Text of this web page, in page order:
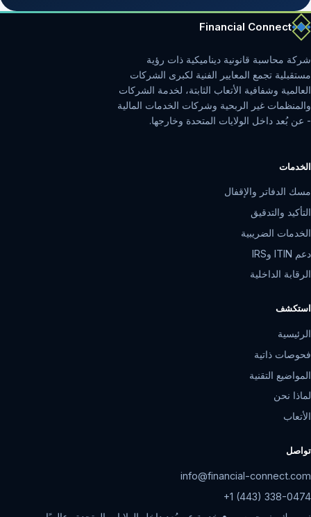
Financial Connect
شركة محاسبة قانونية ديناميكية ذات رؤية
مستقبلية تجمع المعايير الفنية لكبرى الشركات
العالمية وشفافية الأتعاب الثابتة، لخدمة الشركات
والمنظمات غير الربحية وشركات الخدمات المالية
- عن بُعد داخل الولايات المتحدة وخارجها.
الخدمات
مسك الدفاتر والإقفال
التأكيد والتدقيق
الخدمات الضريبية
دعم ITIN وIRS
الرقابة الداخلية
استكشف
الرئيسية
فحوصات ذاتية
المواضيع التقنية
لماذا نحن
الأتعاب
تواصل
info@financial-connect.com
+1 (443) 338-0474